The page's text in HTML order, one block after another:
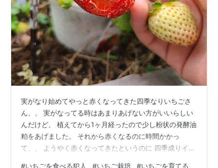
実がなり始めてやっと赤くなってきた四季なりいちごさ
ん、、 実がなってる時はあまりあげない方がいいらしい
んだけど、 植えてから1ヶ月経ったので少し粉状の発酵油
粕をあげました。 それから赤くなるのに時間かかっ
て、、 ようやく赤くなってきたというのに 四季成りイチ
#いちごを食べる犯人 #いちご栽培 #いちごを育てる